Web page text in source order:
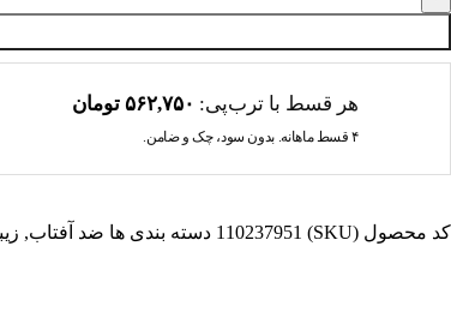
هر قسط با ترب‌پی: ۵۶۲,۷۵۰ تومان
۴ قسط ماهانه. بدون سود، چک و ضامن.
کد محصول (SKU) 110237951 دسته بندی ها ضد آفتاب,